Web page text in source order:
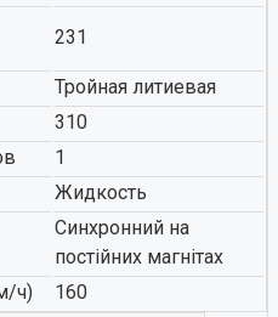
231
Тройная литиевая
310
1
Жидкость
Синхронний на
постійних магнітах
ч)
160